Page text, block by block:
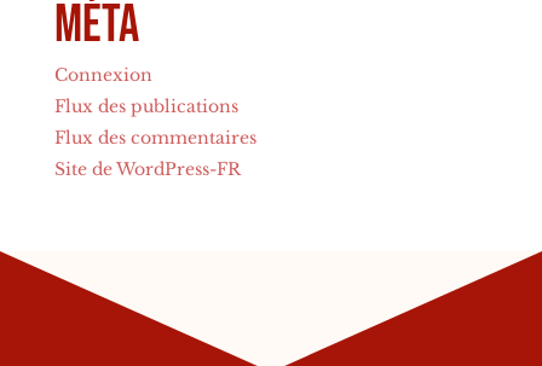
Méta
Connexion
Flux des publications
Flux des commentaires
Site de WordPress-FR